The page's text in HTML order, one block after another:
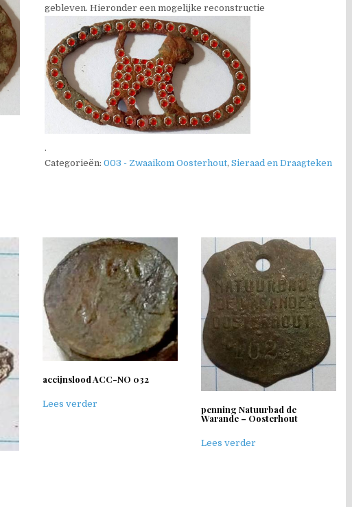
gebleven. Hieronder een mogelijke reconstructie
.
Categorieën:003 - Zwaaikom Oosterhout,Sieraad en Draagteken
accijnslood ACC-NO 032
Lees verder penning Natuurbad de
Warande – Oosterhout
Lees verder